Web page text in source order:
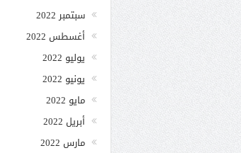
سبتمبر 2022
أغسطس 2022
يوليو 2022
يونيو 2022
مايو 2022
أبريل 2022
مارس 2022